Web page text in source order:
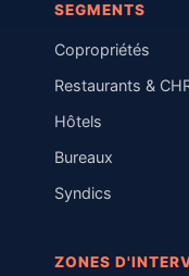
SEGMENTS
Copropriétés
Restaurants &
Hôtels
Bureaux
Syndics
ZONES